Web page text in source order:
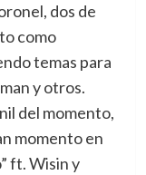
dos de
como
temas para
y otros.
del momento,
momento en
ft. Wisin y